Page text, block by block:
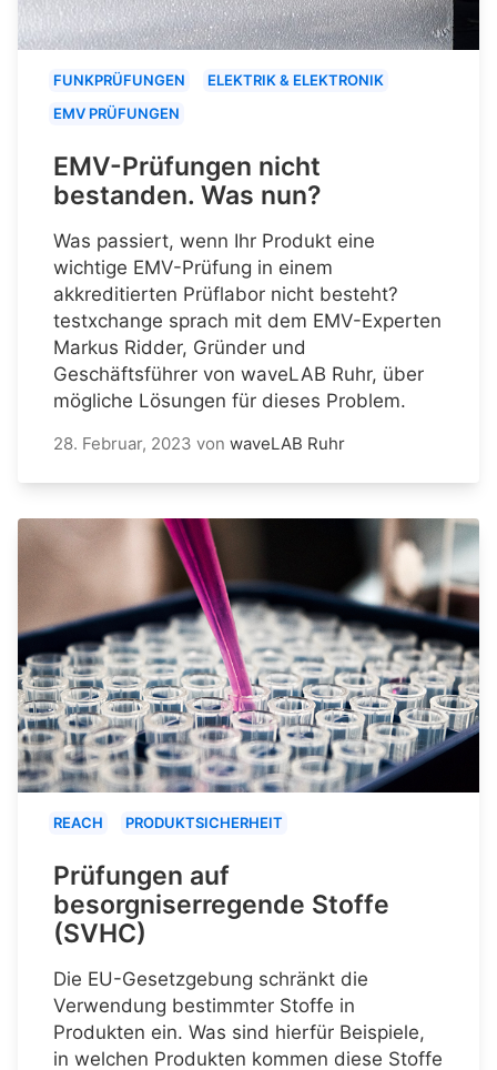
FUNKPRÜFUNGEN
ELEKTRIK & ELEKTRONIK
EMV PRÜFUNGEN
EMV-Prüfungen nicht
bestanden. Was nun?
Was passiert, wenn Ihr Produkt eine
wichtige EMV-Prüfung in einem
akkreditierten Prüflabor nicht besteht?
testxchange sprach mit dem EMV-Experten
Markus Ridder, Gründer und
Geschäftsführer von waveLAB Ruhr, über
mögliche Lösungen für dieses Problem.
28. Februar, 2023 von waveLAB Ruhr
REACH PRODUKTSICHERHEIT
Prüfungen auf
besorgniserregende Stoffe
(SVHC)
Die EU-Gesetzgebung schränkt die
Verwendung bestimmter Stoffe in
Produkten ein. Was sind hierfür Beispiele,
in welchen Produkten kommen diese Stoffe